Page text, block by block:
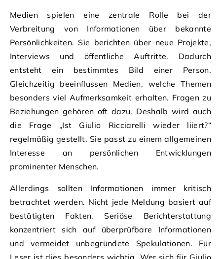
Medien spielen eine zentrale Rolle bei der
Verbreitung von Informationen über bekannte
Persönlichkeiten. Sie berichten über neue Projekte,
Interviews und öffentliche Auftritte. Dadurch
entsteht ein bestimmtes Bild einer Person.
Gleichzeitig beeinflussen Medien, welche Themen
besonders viel Aufmerksamkeit erhalten. Fragen zu
Beziehungen gehören oft dazu. Deshalb wird auch
die Frage „Ist Giulio Ricciarelli wieder liiert?“
regelmäßig gestellt. Sie passt zu einem allgemeinen
Interesse an persönlichen Entwicklungen
prominenter Menschen.
Allerdings sollten Informationen immer kritisch
betrachtet werden. Nicht jede Meldung basiert auf
bestätigten Fakten. Seriöse Berichterstattung
konzentriert sich auf überprüfbare Informationen
und vermeidet unbegründete Spekulationen. Für
Leser ist dies besonders wichtig. Wer sich für Giulio